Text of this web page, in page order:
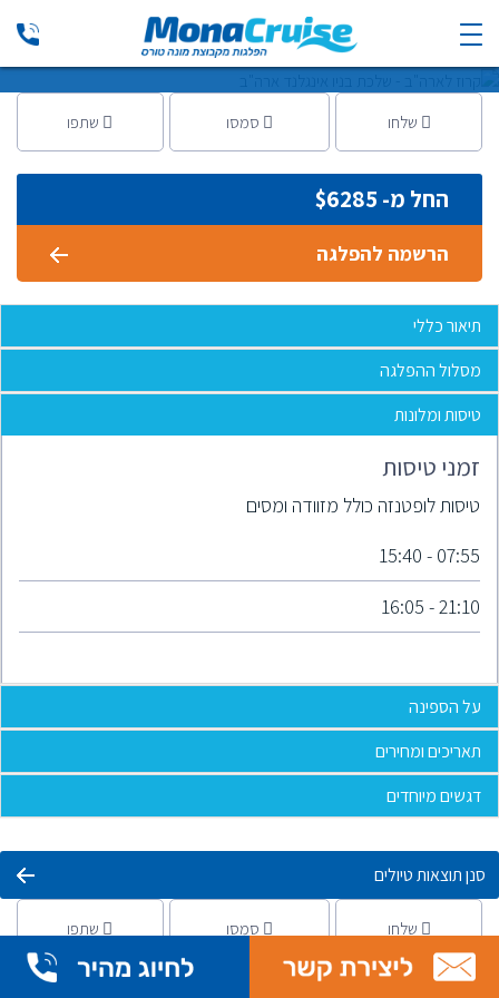
בסוכות. בספינה 11-25.10 Sapphire
בהדרכת: אבי הספל | Princess cruises - פרינסס קרוז
שתפו סמסו שלחו
החל מ- $ 6285
הרשמה להפלגה
תיאור כללי
מסלול ההפלגה
טיסות ומלונות
זמני טיסות
טיסות לופטנזה כולל מזוודה ומסים
07:55 - 15:40
21:10 - 16:05
על הספינה
תאריכים ומחירים
דגשים מיוחדים
סנן תוצאות טיולים
שתפו סמסו שלחו